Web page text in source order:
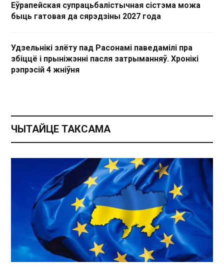
Еўрапейская супрацьбалістычная сістэма можа
быць гатовая да сярэдзіны 2027 года
Удзельнікі злёту пад Расонамі паведамілі пра
збіццё і прыніжэнні пасля затрыманняў. Хронікі
рэпрэсій 4 жніўня
ЧЫТАЙЦЕ ТАКСАМА